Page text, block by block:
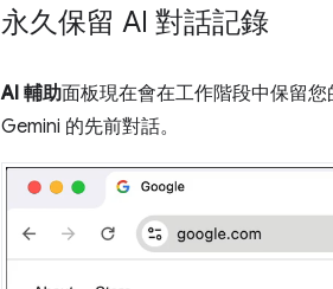
永久保留 AI 對話記錄
AI 輔助面板現在會在工作階段中保留
Gemini 的先前對話。